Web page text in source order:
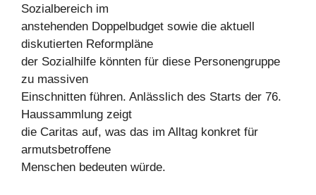
Sozialbereich im
anstehenden Doppelbudget sowie die aktuell
diskutierten Reformpläne
der Sozialhilfe könnten für diese Personengruppe
zu massiven
Einschnitten führen. Anlässlich des Starts der 76.
Haussammlung zeigt
die Caritas auf, was das im Alltag konkret für
armutsbetroffene
Menschen bedeuten würde.